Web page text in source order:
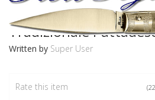
Sabato, 01 Agosto 2020 11:25
Tradizionale
Written by Super User
Rate this item